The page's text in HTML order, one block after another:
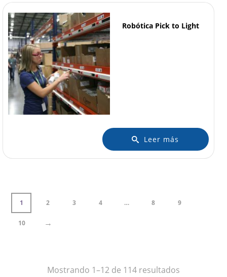
Robótica Pick to Light
Leer más
1 2 3 4 … 8 9
10 →
Mostrando 1–12 de 114 resultados